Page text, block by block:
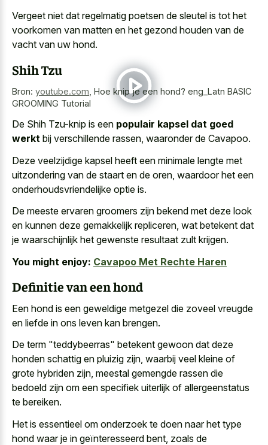
Vergeet niet dat regelmatig poetsen de sleutel is tot het
voorkomen van matten en het gezond houden van de
vacht van uw hond.
Shih Tzu
Bron: youtube.com Hoe knip je een hond? eng_Latn BASIC
GROOMING Tutorial
De Shih Tzu-knip is een populair kapsel dat goed
werkt bij verschillende rassen, waaronder de Cavapoo.
Deze veelzijdige kapsel heeft een minimale lengte met
uitzondering van de staart en de oren, waardoor het een
onderhoudsvriendelijke optie is.
De meeste ervaren groomers zijn bekend met deze look
en kunnen deze gemakkelijk repliceren, wat betekent dat
je waarschijnlijk het gewenste resultaat zult krijgen.
You might enjoy: Cavapoo Met Rechte Haren
Definitie van een hond
Een hond is een geweldige metgezel die zoveel vreugde
en liefde in ons leven kan brengen.
De term "teddybeerras" betekent gewoon dat deze
honden schattig en pluizig zijn, waarbij veel kleine of
grote hybriden zijn, meestal gemengde rassen die
bedoeld zijn om een specifiek uiterlijk of allergeenstatus
te bereiken.
Het is essentieel om onderzoek te doen naar het type
hond waar je in geïnteresseerd bent, zoals de